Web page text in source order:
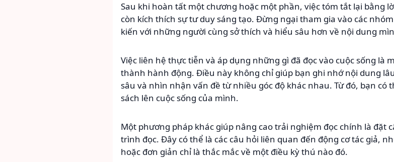
Sau khi hoàn tất một chương hoặc một phần, việc tóm tắt lại bằng
còn kích thích sự tư duy sáng tạo. Đừng ngại tham gia vào các
kiến với những người cùng sở thích và hiểu sâu hơn về nội dung
Việc liên hệ thực tiễn và áp dụng những gì đã đọc vào cuộc sống là
thành hành động. Điều này không chỉ giúp bạn ghi nhớ nội dung
sâu và nhìn nhận vấn đề từ nhiều góc độ khác nhau. Từ đó, bạn có
sách lên cuộc sống của mình.
Một phương pháp khác giúp nâng cao trải nghiệm đọc chính là đặt
trình đọc. Đây có thể là các câu hỏi liên quan đến động cơ tác giả,
hoặc đơn giản chỉ là thắc mắc về một điều kỳ thú nào đó.